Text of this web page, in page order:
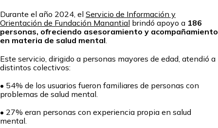
Durante el año 2024, el Servicio de Información y
Orientación de Fundación Manantial brindó apoyo a 186
personas, ofreciendo asesoramiento y acompañamiento
en materia de salud mental.
Este servicio, dirigido a personas mayores de edad, atendió a
distintos colectivos:
• 54% de los usuarios fueron familiares de personas con
problemas de salud mental.
• 27% eran personas con experiencia propia en salud
mental.